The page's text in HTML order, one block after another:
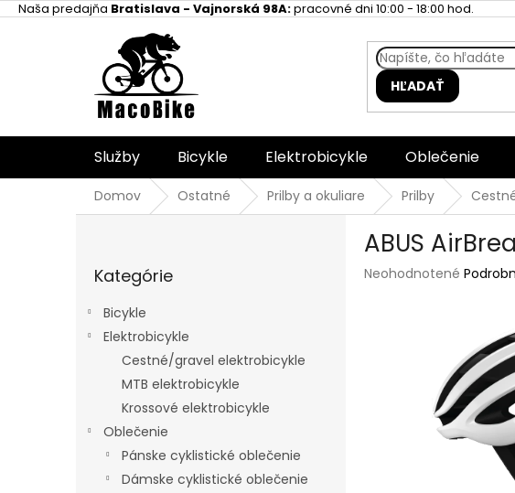
PrejsťNaša predajňa Bratislava - Vajnorská 98A:pracovné dni 10:00 - 18:00 hod.
HĽADAŤ
Služby Bicykle Elektrobicykle Oblečenie
Domov Ostatné Prilby a okuliare Prilby
kategórie
Kategórie
Bicykle
Elektrobicykle
Cestné/gravel elektrobicykle
MTB elektrobicykle
Krossové elektrobicykle
Oblečenie
Pánske cyklistické oblečenie
Dámske cyklistické oblečenie
ABUS
Priemerné
Neohodnotené